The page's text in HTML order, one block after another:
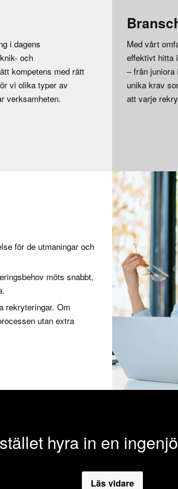
i dagens
och
kompetens med rätt
vi olika typer av
verksamheten.
Med vårt
effektivt hitta
– från
unika krav
att varje
för de utmaningar och
möts snabbt,
rekryteringar. Om
utan extra
hyra in en
Läs vidare